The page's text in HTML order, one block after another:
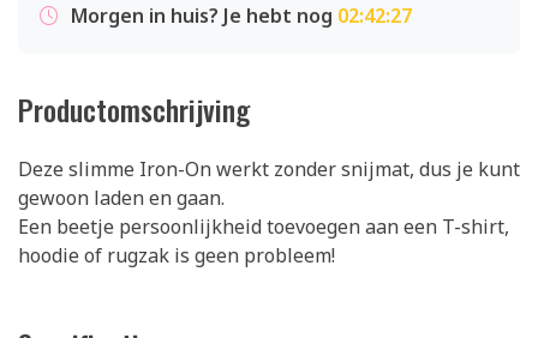
Morgen in huis? Je hebt nog 02:42:27
Productomschrijving
Deze slimme Iron-On werkt zonder snijmat, dus je kunt
gewoon laden en gaan.
Een beetje persoonlijkheid toevoegen aan een T-shirt,
hoodie of rugzak is geen probleem!